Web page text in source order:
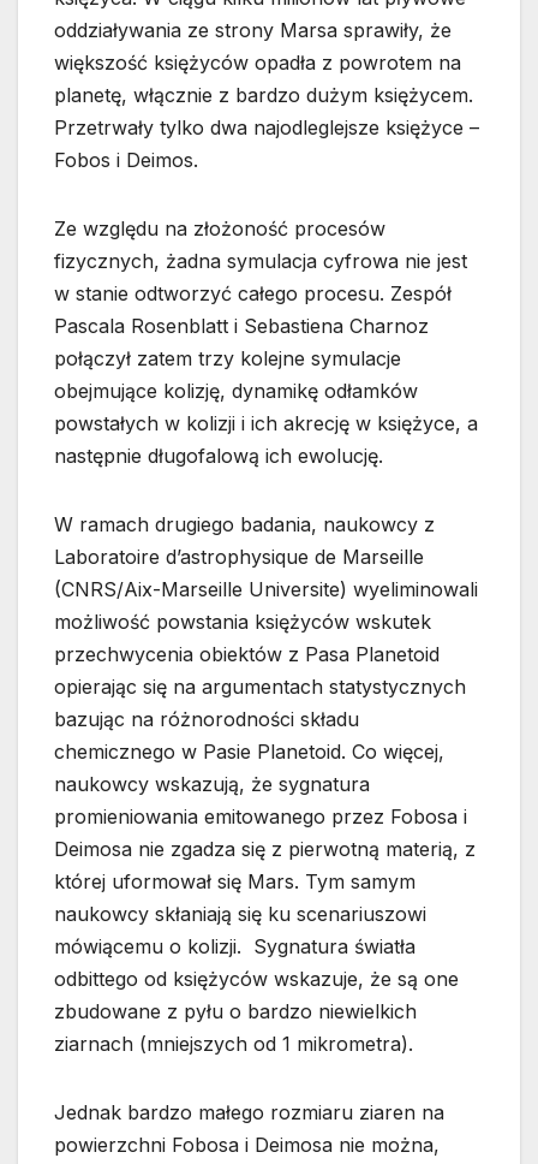
oddziaływania ze strony Marsa sprawiły, że
większość księżyców opadła z powrotem na
planetę, włącznie z bardzo dużym księżycem.
Przetrwały tylko dwa najodleglejsze księżyce –
Fobos i Deimos.
Ze względu na złożoność procesów
fizycznych, żadna symulacja cyfrowa nie jest
w stanie odtworzyć całego procesu. Zespół
Pascala Rosenblatt i Sebastiena Charnoz
połączył zatem trzy kolejne symulacje
obejmujące kolizję, dynamikę odłamków
powstałych w kolizji i ich akrecję w księżyce, a
następnie długofalową ich ewolucję.
W ramach drugiego badania, naukowcy z
Laboratoire d’astrophysique de Marseille
(CNRS/Aix-Marseille Universite) wyeliminowali
możliwość powstania księżyców wskutek
przechwycenia obiektów z Pasa Planetoid
opierając się na argumentach statystycznych
bazując na różnorodności składu
chemicznego w Pasie Planetoid. Co więcej,
naukowcy wskazują, że sygnatura
promieniowania emitowanego przez Fobosa i
Deimosa nie zgadza się z pierwotną materią, z
której uformował się Mars. Tym samym
naukowcy skłaniają się ku scenariuszowi
mówiącemu o kolizji. Sygnatura światła
odbittego od księżyców wskazuje, że są one
zbudowane z pyłu o bardzo niewielkich
ziarnach (mniejszych od 1 mikrometra).
Jednak bardzo małego rozmiaru ziaren na
powierzchni Fobosa i Deimosa nie można,